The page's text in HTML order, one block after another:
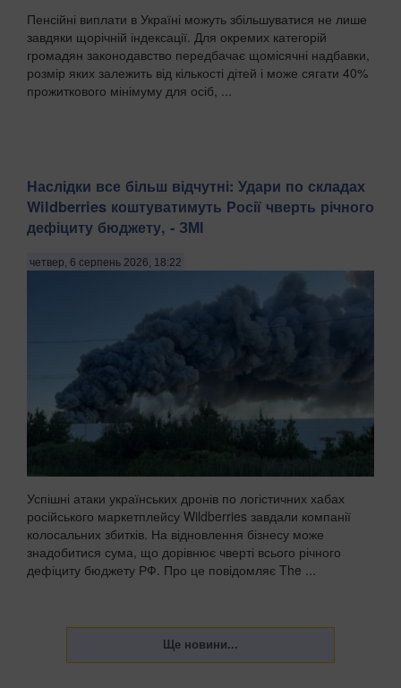
Пенсійні виплати в Україні можуть збільшуватися не лише
завдяки щорічній індексації. Для окремих категорій
громадян законодавство передбачає щомісячні надбавки,
розмір яких залежить від кількості дітей і може сягати 40%
прожиткового мінімуму для осіб, ...
Наслідки все більш відчутні: Удари по складах
Wildberries коштуватимуть Росії чверть річного
дефіциту бюджету, - ЗМІ
четвер, 6 серпень 2026, 18:22
Успішні атаки українських дронів по логістичних хабах
російського маркетплейсу Wildberries завдали компанії
колосальних збитків. На відновлення бізнесу може
знадобитися сума, що дорівнює чверті всього річного
дефіциту бюджету РФ. Про це повідомляє The ...